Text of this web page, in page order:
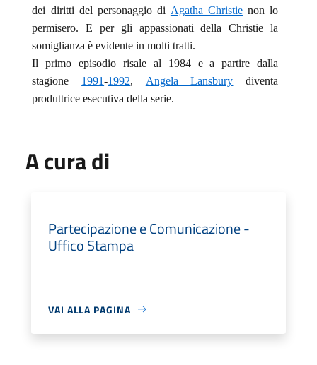
dei diritti del personaggio di Agatha Christienon lo
permisero. E per gli appassionati della Christie la
somiglianza è evidente in molti tratti.
Il primo episodio risale al 1984 e a partire dalla
stagione 1991-1992, Angela Lansbury diventa
produttrice esecutiva della serie.
A cura di
Partecipazione e Comunicazione -
Uffico Stampa
VAI ALLA PAGINA